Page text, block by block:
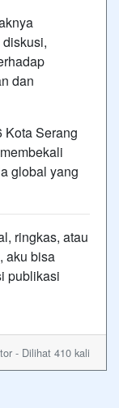
dan
Kota Serang
global yang
ringkas, atau
aku bisa
publikasi
- Dilihat 410 kali